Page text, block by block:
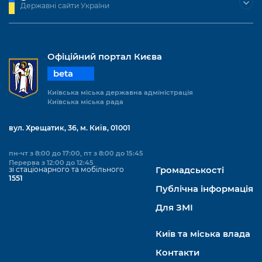
Підприємства, установи, організації
Річні звіти
Гендерна політика
Безбар'єрність
Київська міська військова адміністрація
Портал послуг
Міський застосунок Київ Цифровий
Уряд» – місцевий рівень»
Про відкриті дані
Публічні дашборди
Державні сайти України
Офіційний портал Києва
beta
Київська міська державна адміністрація
Київська міська рада
вул. Хрещатик, 36, м. Київ, 01001
пн-чт з 8:00 до 17:00, пт з 8:00 до 15:45
Перерва з 12:00 до 12:45
зі стаціонарного та мобільного
1551
Громадськості
Публічна інформація
Для ЗМІ
Київ та міська влада
Контакти